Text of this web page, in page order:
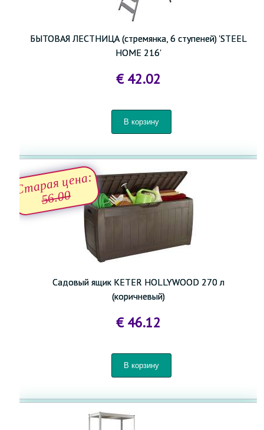
БЫТОВАЯ ЛЕСТНИЦА (стремянка, 6 ступеней) 'STEEL
HOME 216'
€ 42.02
Садовый ящик KETER HOLLYWOOD 270 л
(коричневый)
Старая цена:
56.00
€ 46.12